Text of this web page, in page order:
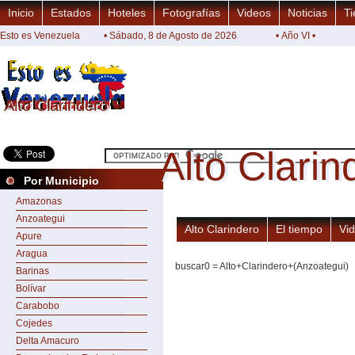
Alto Clarindero
Alto Clarindero
Inicio Estados Hoteles Fotografías Videos Noticias
Esto es Venezuela • Sábado, 8 de Agosto de 2026 • Año VI •
Por Municipio
Amazonas
Anzoategui
Apure
Aragua
Barinas
Bolívar
Carabobo
Cojedes
Delta Amacuro
Alto
Alto
Alto Clarindero El tiempo
buscar0 = Alto+Clarindero+(Anzoategui)